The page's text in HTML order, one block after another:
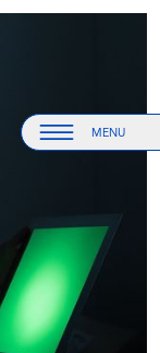
Menu
MENU